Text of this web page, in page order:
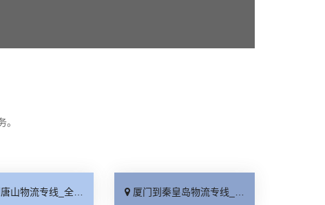
流专线_全境派送「收费介绍」 厦门到秦皇岛物流专线_高效运输「运保时效」